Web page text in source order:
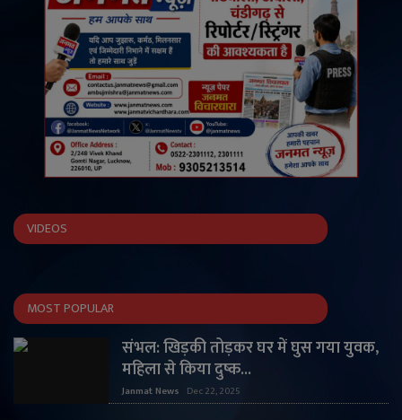
VIDEOS
MOST POPULAR
संभल: खिड़की तोड़कर घर में घुस गया युवक,
महिला से किया दुष्क...
Janmat News Dec 22, 2025